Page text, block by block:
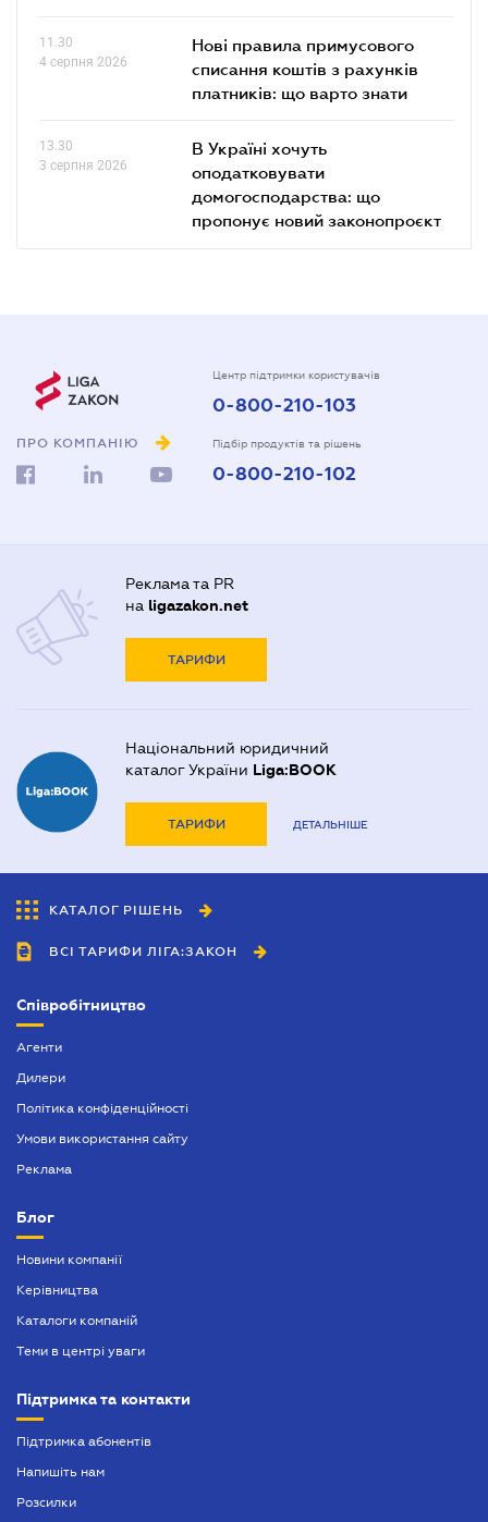
11.30
4 серпня 2026
Нові правила примусового
списання коштів з рахунків
платників: що варто знати
13.30
3 серпня 2026
В Україні хочуть
оподатковувати
домогосподарства: що
пропонує новий законопроєкт
ПРО КОМПАНІЮ
Центр підтримки користувачів
0-800-210-103
Підбір продуктів та рішень
0-800-210-102
Реклама та PR
на ligazakon.net
ТАРИФИ
Національний юридичний
каталог України Liga:BOOK
ТАРИФИ ДЕТАЛЬНІШЕ
КАТАЛОГ РІШЕНЬ
ВСІ ТАРИФИ ЛІГА:ЗАКОН
Співробітництво
Агенти
Дилери
Політика конфіденційності
Умови використання сайту
Реклама
Блог
Новини компанії
Керівництва
Каталоги компаній
Теми в центрі уваги
Підтримка та контакти
Підтримка абонентів
Напишіть нам
Розсилки